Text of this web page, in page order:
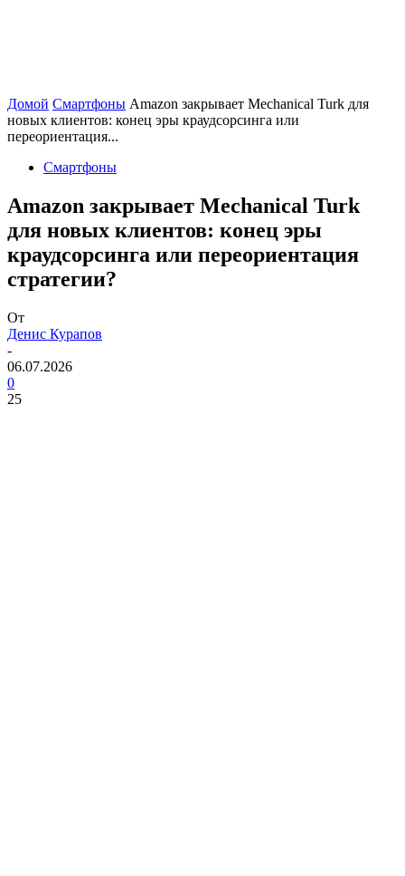
Домой Смартфоны Amazon закрывает Mechanical Turk для
новых клиентов: конец эры краудсорсинга или
переориентация...
Смартфоны
Amazon закрывает Mechanical Turk
для новых клиентов: конец эры
краудсорсинга или переориентация
стратегии?
От
Денис Курапов
-
06.07.2026
0
25